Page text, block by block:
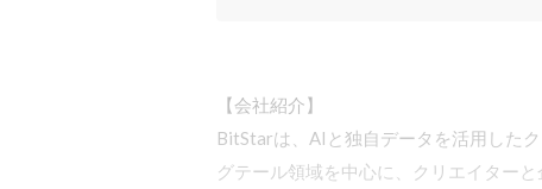
【会社紹介】
BitStarは、AIと独自データを活用した
グテール領域を中心に、クリエイター